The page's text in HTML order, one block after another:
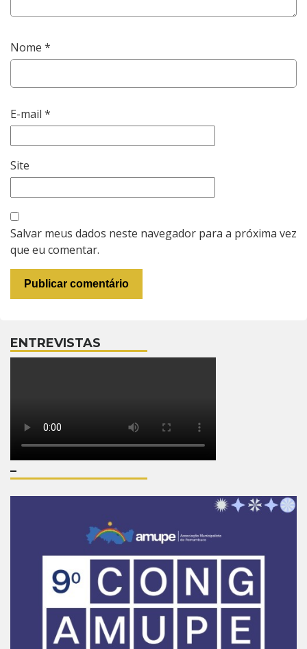
Nome *
E-mail *
Site
Salvar meus dados neste navegador para a próxima vez
que eu comentar.
ENTREVISTAS
–